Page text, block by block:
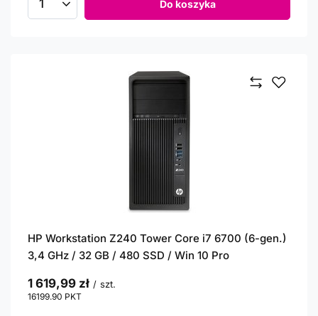
Ilość produktów Do koszyka
HP Workstation Z240 Tower Core i7 6700 (6-gen.)
3,4 GHz / 32 GB / 480 SSD / Win 10 Pro
1 619,99 zł / szt.
16199.90 PKT